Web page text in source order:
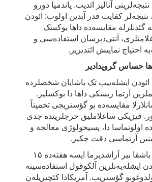
آنالیز ائدیب. پاندمیا دورو
نتیجه‌لر کفایت قدر آیدین اولوب: ائودن
گئدنلرله مقایسه‌ده داها یوکسک
آنتی‌دپرسان استفاده‌سی و
احتیاج نماییش ائتدیریر.
حساس گروپدادیر
ائودن ایشله‌ییب تک یاشایان شخصلرده
آرتما ریسکی داها دا یوکسلیر.
مقایسه‌ده بو گؤستریجی تخمیناً
فیزیکی ساغلاملیق خرجلرینده جدی
اولونماسا دا، پسیخولوژی معالجه و
آرتماسی دقت چکیر.
نوروئچده آپاریلان باشقا بیر آراشدیرما ایسه هفته‌ده ۱۵
ایشله‌یه‌نلرین آلکوقول استفاده‌سینه
گؤستریب. آمریکادا کئچیریله‌ن